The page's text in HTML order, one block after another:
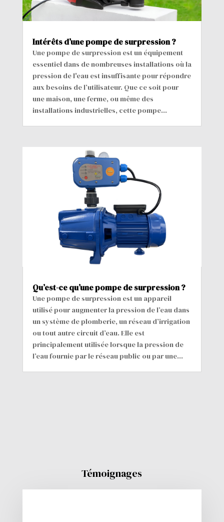
Intérêts d’une pompe de surpression ?
Une pompe de surpression est un équipement
essentiel dans de nombreuses installations où la
pression de l'eau est insuffisante pour répondre
aux besoins de l’utilisateur. Que ce soit pour
une maison, une ferme, ou même des
installations industrielles, cette pompe...
Qu’est-ce qu’une pompe de surpression ?
Une pompe de surpression est un appareil
utilisé pour augmenter la pression de l’eau dans
un système de plomberie, un réseau d’irrigation
ou tout autre circuit d’eau. Elle est
principalement utilisée lorsque la pression de
l’eau fournie par le réseau public ou par une...
Témoignages